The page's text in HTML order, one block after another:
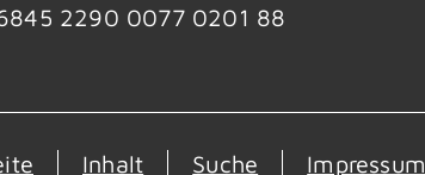
2290 0077 0201 88
Inhalt Suche Impressum